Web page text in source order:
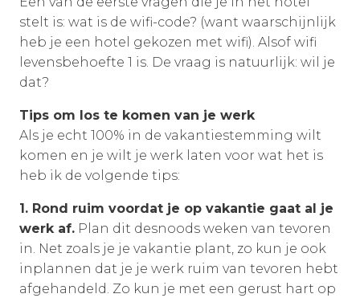
stelt is: wat is de wifi-code? (want waarschijnlijk
heb je een hotel gekozen met wifi). Alsof wifi
levensbehoefte 1 is. De vraag is natuurlijk: wil je
dat?
Tips om los te komen van je werk
Als je echt 100% in de vakantiestemming wilt
komen en je wilt je werk laten voor wat het is
heb ik de volgende tips:
1. Rond ruim voordat je op vakantie gaat al je
werk af. Plan dit desnoods weken van tevoren
in. Net zoals je je vakantie plant, zo kun je ook
inplannen dat je je werk ruim van tevoren hebt
afgehandeld. Zo kun je met een gerust hart op